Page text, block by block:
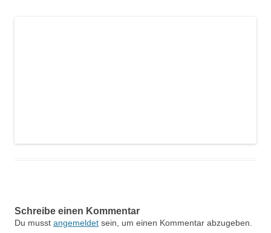
Schreibe einen Kommentar
Du musst angemeldet sein, um einen Kommentar abzugeben.